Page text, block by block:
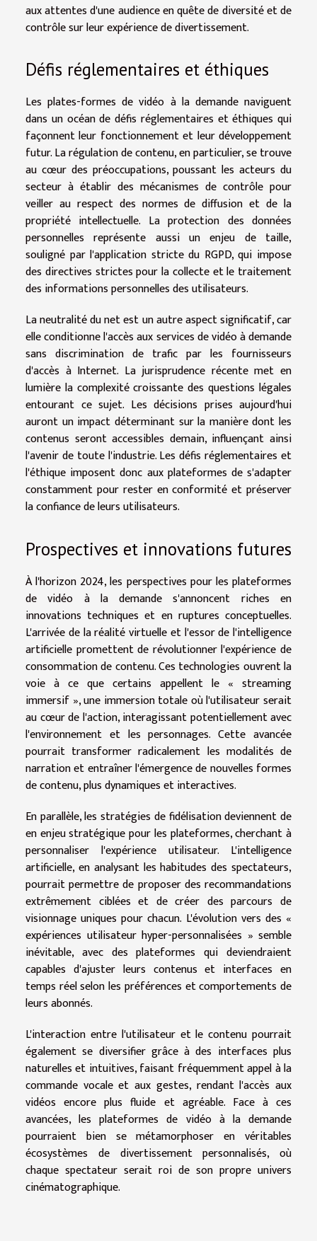
aux attentes d'une audience en quête de diversité et de
contrôle sur leur expérience de divertissement.
Défis réglementaires et éthiques
Les plates-formes de vidéo à la demande naviguent
dans un océan de défis réglementaires et éthiques qui
façonnent leur fonctionnement et leur développement
futur. La régulation de contenu, en particulier, se trouve
au cœur des préoccupations, poussant les acteurs du
secteur à établir des mécanismes de contrôle pour
veiller au respect des normes de diffusion et de la
propriété intellectuelle. La protection des données
personnelles représente aussi un enjeu de taille,
souligné par l'application stricte du RGPD, qui impose
des directives strictes pour la collecte et le traitement
des informations personnelles des utilisateurs.
La neutralité du net est un autre aspect significatif, car
elle conditionne l'accès aux services de vidéo à demande
sans discrimination de trafic par les fournisseurs
d'accès à Internet. La jurisprudence récente met en
lumière la complexité croissante des questions légales
entourant ce sujet. Les décisions prises aujourd'hui
auront un impact déterminant sur la manière dont les
contenus seront accessibles demain, influençant ainsi
l'avenir de toute l'industrie. Les défis réglementaires et
l'éthique imposent donc aux plateformes de s'adapter
constamment pour rester en conformité et préserver
la confiance de leurs utilisateurs.
Prospectives et innovations futures
À l'horizon 2024, les perspectives pour les plateformes
de vidéo à la demande s'annoncent riches en
innovations techniques et en ruptures conceptuelles.
L'arrivée de la réalité virtuelle et l'essor de l'intelligence
artificielle promettent de révolutionner l'expérience de
consommation de contenu. Ces technologies ouvrent la
voie à ce que certains appellent le « streaming
immersif », une immersion totale où l'utilisateur serait
au cœur de l'action, interagissant potentiellement avec
l'environnement et les personnages. Cette avancée
pourrait transformer radicalement les modalités de
narration et entraîner l'émergence de nouvelles formes
de contenu, plus dynamiques et interactives.
En parallèle, les stratégies de fidélisation deviennent de
en enjeu stratégique pour les plateformes, cherchant à
personnaliser l'expérience utilisateur. L'intelligence
artificielle, en analysant les habitudes des spectateurs,
pourrait permettre de proposer des recommandations
extrêmement ciblées et de créer des parcours de
visionnage uniques pour chacun. L'évolution vers des «
expériences utilisateur hyper-personnalisées » semble
inévitable, avec des plateformes qui deviendraient
capables d'ajuster leurs contenus et interfaces en
temps réel selon les préférences et comportements de
leurs abonnés.
L'interaction entre l'utilisateur et le contenu pourrait
également se diversifier grâce à des interfaces plus
naturelles et intuitives, faisant fréquemment appel à la
commande vocale et aux gestes, rendant l'accès aux
vidéos encore plus fluide et agréable. Face à ces
avancées, les plateformes de vidéo à la demande
pourraient bien se métamorphoser en véritables
écosystèmes de divertissement personnalisés, où
chaque spectateur serait roi de son propre univers
cinématographique.